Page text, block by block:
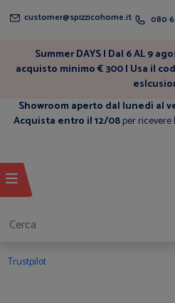
customer@spizzicohome.it 080
Summer DAYS | Dal 6 AL 9
acquisto minimo € 300 | Usa il
Showroom aperto dal lunedì al
Acquista entro il 12/08per
Trustpilot